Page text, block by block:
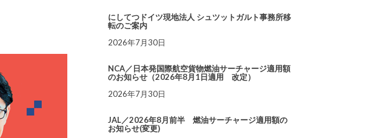
にしてつドイツ現地法人 シュツットガルト事務所移
転のご案内
2026年7月30日
NCA／日本発国際航空貨物燃油サーチャージ適用額
のお知らせ（2026年8月1日適用 改定）
2026年7月30日
JAL／2026年8月前半 燃油サーチャージ適用額の
お知らせ(変更)